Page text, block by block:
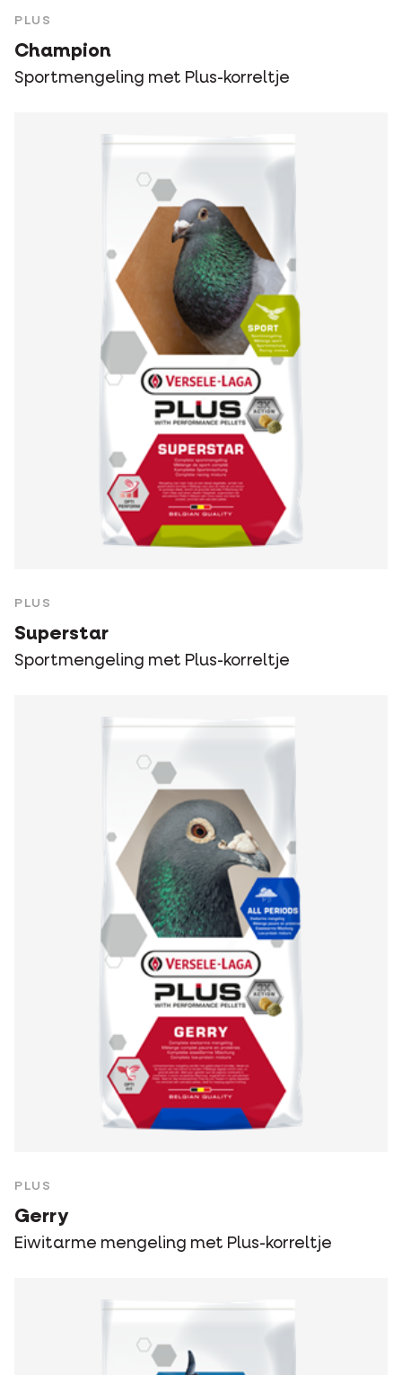
PLUS
Champion
Sportmengeling met Plus-korreltje
PLUS
Superstar
Sportmengeling met Plus-korreltje
PLUS
Gerry
Eiwitarme mengeling met Plus-korreltje